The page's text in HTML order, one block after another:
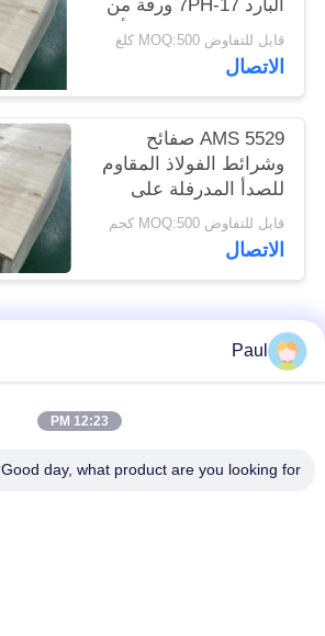
البارد 17-7PH ورقة من
الفولاذ المقاوم للصدأ ،
صفيحة
قابل للتفاوض MOQ:500 كلغ
الاتصال
AMS 5529 صفائح
وشرائط الفولاذ المقاوم
للصدأ المدرفلة على
البارد 17-7PH
قابل للتفاوض MOQ:500 كجم
الاتصال
فئات شعبية
Paul
12:23 PM
Good day, what product are you looking for?